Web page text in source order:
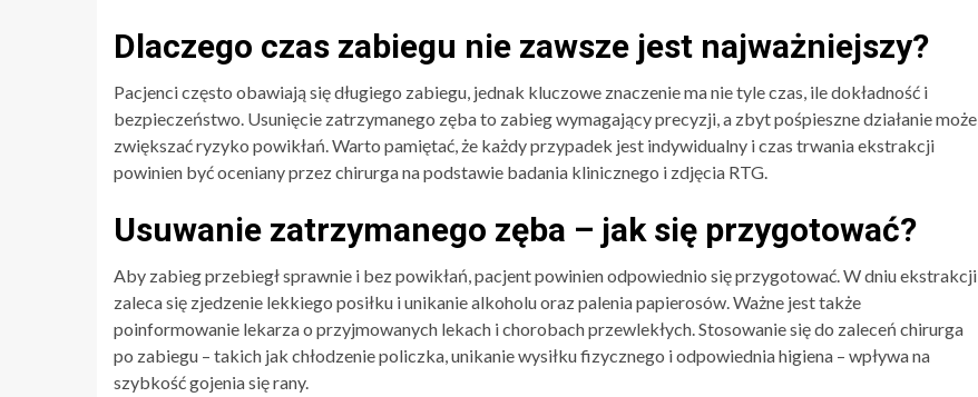
Dlaczego czas zabiegu nie zawsze jest najważniejszy?
Pacjenci często obawiają się długiego zabiegu, jednak kluczowe znaczenie ma nie tyle czas, ile dokładność i
bezpieczeństwo. Usunięcie zatrzymanego zęba to zabieg wymagający precyzji, a zbyt pośpieszne działanie może
zwiększać ryzyko powikłań. Warto pamiętać, że każdy przypadek jest indywidualny i czas trwania ekstrakcji
powinien być oceniany przez chirurga na podstawie badania klinicznego i zdjęcia RTG.
Usuwanie zatrzymanego zęba – jak się przygotować?
Aby zabieg przebiegł sprawnie i bez powikłań, pacjent powinien odpowiednio się przygotować. W dniu ekstrakcji
zaleca się zjedzenie lekkiego posiłku i unikanie alkoholu oraz palenia papierosów. Ważne jest także
poinformowanie lekarza o przyjmowanych lekach i chorobach przewlekłych. Stosowanie się do zaleceń chirurga
po zabiegu – takich jak chłodzenie policzka, unikanie wysiłku fizycznego i odpowiednia higiena – wpływa na
szybkość gojenia się rany.